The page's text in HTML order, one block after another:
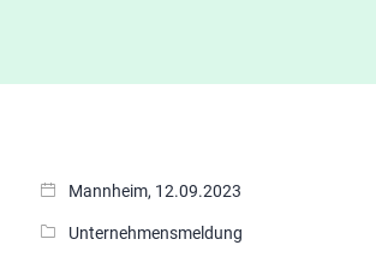
Mannheim, 12.09.2023
Unternehmensmeldung